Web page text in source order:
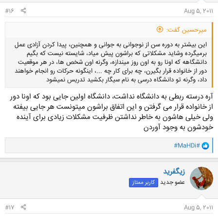
Aug 5, 2011
#16
میرحسین گفت:
این بیشتر به دوره سن از نوجوانی به جوانی و همچنین، پیدا کردن آزادی عمل
برمیگرده وشاید مشکلاتی که براشون پیش میاد، شایسته نیست که بگیم
دانشگاهه که اونا رو به اون روز میندازه، وگرنه اون شخص ها، در هر موقعیت
دور از خانواده قرار بگیرن، چه برای کار چه ...، اینگونه حرکات رو انجام خواهند
داد، وگرنه تو دانشگاه درسی به نام سیگار بکشید تدریس نمیشود
کلیک کنید تا باز شود...
آره درسته ربطی به دانشگاه نداشت، دانشگاه اولین جایی بود که اونا دور
از خانواده قرار می گرفتن و این اتفاق براشون میتونست هر جایی بیفته
ولی خیلی هاشون به خاطر نداشتن ظرفیت مشکلات زیادی برای آینده
خودشون به وجود آوردن
و
ا
ک
ن
ش
ه
ا
#MaHDi#
زيگفريد
عضو جدید کاربر ممتاز
Aug 5, 2011
#17